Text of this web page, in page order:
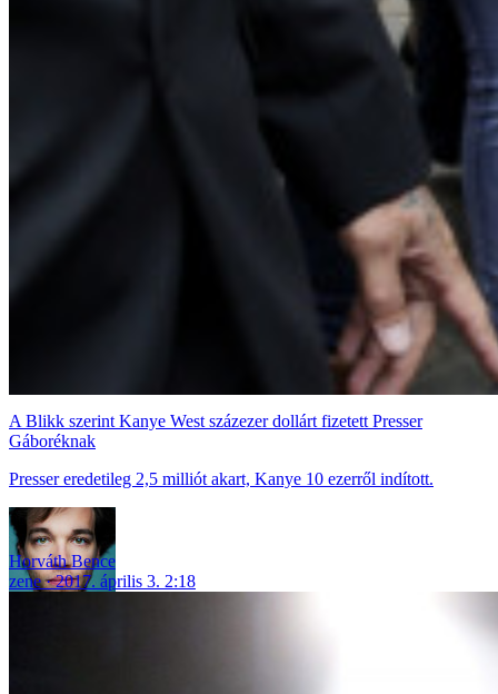
A Blikk szerint Kanye West százezer dollárt fizetett Presser
Gáboréknak
Presser eredetileg 2,5 milliót akart, Kanye 10 ezerről indított.
Horváth Bence
zene
2017. április 3. 2:18